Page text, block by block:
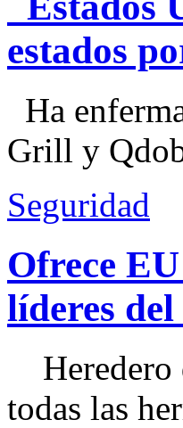
estados
Ha
Grill y
Seguridad
Ofrece
líderes
Heredero
todas las